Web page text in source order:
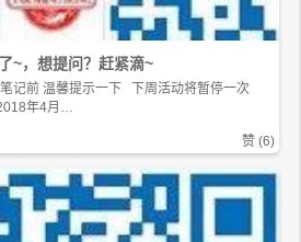
~，想提问？赶紧滴~
记前 温馨提示一下 下周活动将暂停一次
年4月…
赞 (6)